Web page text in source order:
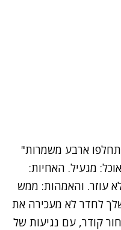
ארבע משמרות"
מגעיל. האחיות:
עוזר. והאמהות: ממש
לחדר לא מעכירה את
קודר, עם נגיעות של